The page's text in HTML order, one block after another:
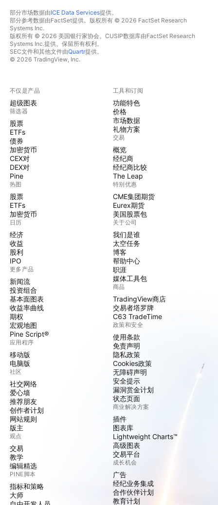
部分市场数据由ICE Data Services提供。
部分参考数据由FactSet提供。版权所有 © 2026 FactSet Research
Systems Inc.
版权所有 © 2026 美国银行家协会。CUSIP数据库由FactSet Research
Systems Inc.提供。保留所有权利。
SEC文件和其他文件由Quartr提供。
© 2026 TradingView, Inc.
不仅是产品
超级图表
筛选器
股票
ETFs
债券
加密货币
CEX对
DEX对
Pine
热图
股票
ETFs
加密货币
日历
经济
收益
股利
IPO
更多产品
新闻流
投资组合
基本面图表
收益率曲线
期权
宏观地图
Pine Script®
应用程序
移动版
电脑版
社区
社交网络
爱心墙
推荐朋友
创作者计划
网站规则
版主
观点
交易
教学
编辑精选
PINE脚本
指标和策略
大师
工具和订阅
功能特色
价格
市场数据
礼物方案
交易
概览
经纪商
经纪商比较
The Leap
特别优惠
CME集团期货
Eurex期货
美国股票包
关于公司
我们是谁
太空任务
博客
帮助中心
职涯
媒体工具包
商品
TradingView商店
交易者塔罗牌
C63 TradeTime
政策和安全
使用条款
免责声明
隐私政策
Cookies政策
无障碍声明
安全提示
漏洞赏金计划
状态页面
商业解决方案
插件
图表库
Lightweight Charts™
高级图表
交易平台
成长机会
广告
经纪业务集成
合作伙伴计划
教育计划